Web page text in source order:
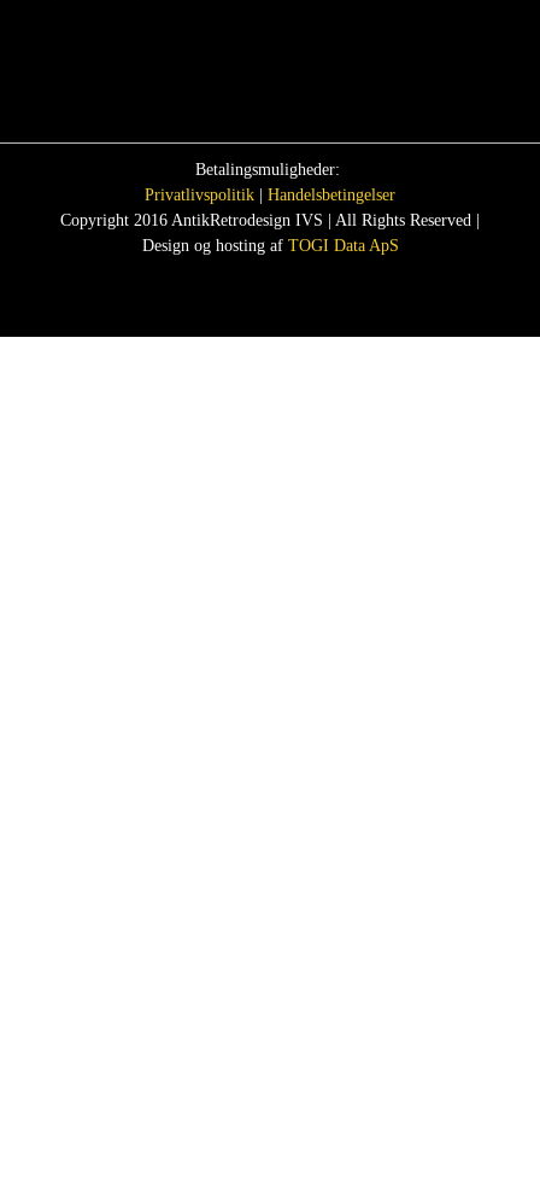
Betalingsmuligheder:
Privatlivspolitik
Handelsbetingelser
Copyright 2016 AntikRetrodesign IVS | All Rights Reserved |
Design og hosting af TOGI Data ApS